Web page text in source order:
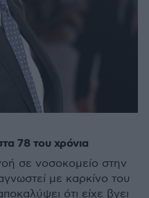
78 του χρόνια
σε νοσοκομείο στην
με καρκίνο του
ότι είχε βγει